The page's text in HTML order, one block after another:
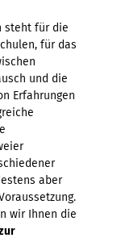
steht für die
für das
und die
Erfahrungen
aber
wir Ihnen die